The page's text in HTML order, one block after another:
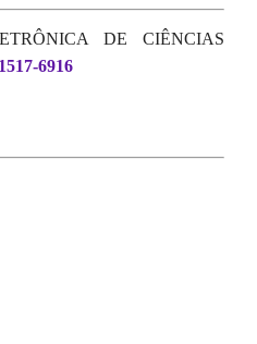
DE CIÊNCIAS
6916